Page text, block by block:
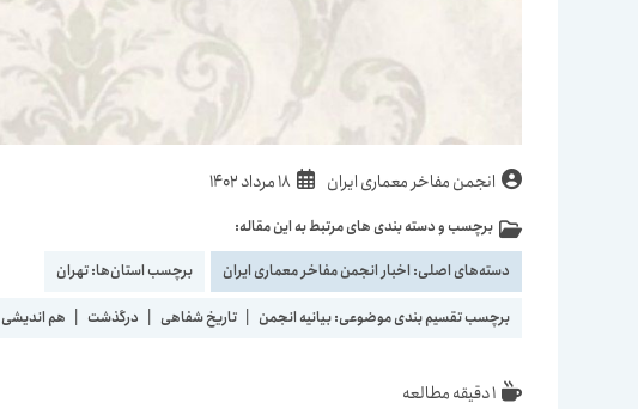
نویسندهٔانجمن مفاخر معماری ایران نوشته
شده
است:
18 مرداد 1402
دسته‌
نوشته:
برچسب و دسته بندی های مرتبط به این مقاله:
دسته‌های اصلی: اخبار انجمن مفاخر معماری ایران برچسب استان‌ها:تهران
برچسب تقسیم بندی موضوعی:بیانیه انجمن تاریخ شفاهی درگذشت هم اندیشی
زمان1 دقیقه مطالعه